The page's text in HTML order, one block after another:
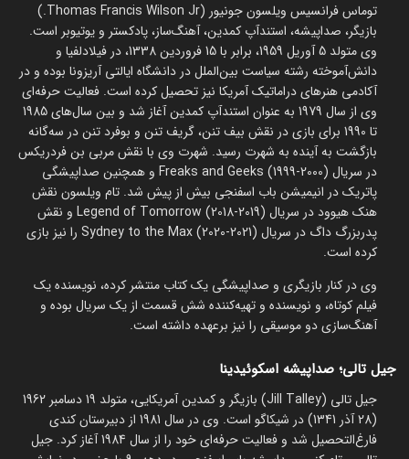
توماس فرانسیس ویلسون جونیور (Thomas Francis Wilson Jr.)
بازیگر، صداپیشه، استندآپ کمدین، آهنگ‌ساز، پادکستر و یوتیوبر است.
وی متولد 5 آوریل 1959، برابر با 15 فروردین 1338، در فیلادلفیا و
دانش‌آموخته رشته سیاست بین‌الملل در دانشگاه ایالتی آریزونا بوده و در
آکادمی هنرهای دراماتیک آمریکا نیز تحصیل کرده است. فعالیت حرفه‌ای
وی از سال 1979 به عنوان استندآپ کمدین آغاز شد و بین سال‌های 1985
تا 1990 برای بازی در نقش بیف تنن، گریف تنن و بوفرد تنن در سه‌گانه
بازگشت به آینده به شهرت رسید. شهرت وی با نقش مربی بن فردریکس
در سریال Freaks and Geeks (1999-2000) و همچنین صداپیشگی
پاتریک در انیمیشن باب اسفنجی بیش از پیش شد. تام ویلسون نقش
هنک هیوود در سریال Legend of Tomorrow (2018-2019) و نقش
پدربزرگ داگ در سریال Sydney to the Max (2020-2021) را نیز بازی
کرده است.
وی در کنار بازیگری و صداپیشگی یک کتاب منتشر کرده، نویسنده یک
فیلم کوتاه، و نویسنده و تهیه‌کننده شش قسمت از یک سریال بوده و
آهنگ‌سازی دو موسیقی را نیز برعهده داشته است.
جیل تالی؛ صداپیشه اسکوئیدینا
جیل تالی (Jill Talley) بازیگر و کمدین آمریکایی، متولد 19 دسامبر 1962
(28 آذر 1341) در شیکاگو است. وی در سال 1981 از دبیرستان کندی
فارغ‌التحصیل شد و فعالیت حرفه‌ای خود را از سال 1984 آغاز کرد. جیل